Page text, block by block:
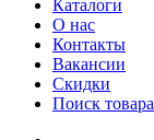
Каталоги
О нас
Контакты
Вакансии
Скидки
Поиск товара